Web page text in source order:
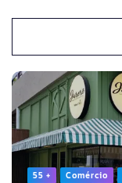
55 + Comércio